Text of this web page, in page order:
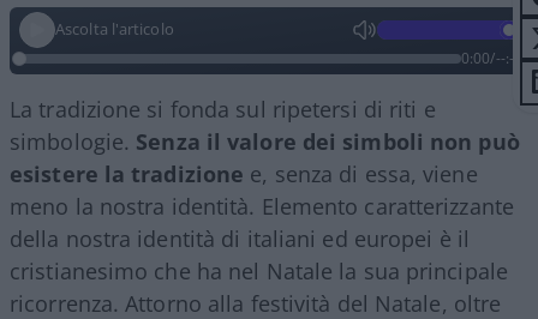
Ascolta l'articolo
0:00/--:--
La tradizione si fonda sul ripetersi di riti e
simbologie. Senza il valore dei simboli non può
esistere la tradizione e, senza di essa, viene
meno la nostra identità. Elemento caratterizzante
della nostra identità di italiani ed europei è il
cristianesimo che ha nel Natale la sua principale
ricorrenza. Attorno alla festività del Natale, oltre